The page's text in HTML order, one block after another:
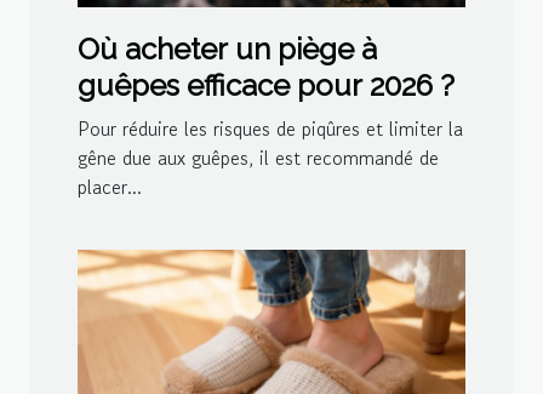
Où acheter un piège à
guêpes efficace pour 2026 ?
Pour réduire les risques de piqûres et limiter la
gêne due aux guêpes, il est recommandé de
placer...